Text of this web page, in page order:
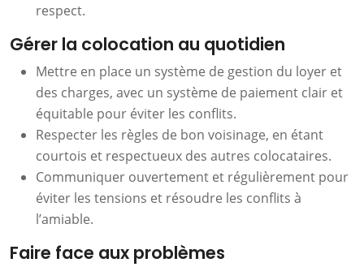
respect.
Gérer la colocation au quotidien
Mettre en place un système de gestion du loyer et
des charges, avec un système de paiement clair et
équitable pour éviter les conflits.
Respecter les règles de bon voisinage, en étant
courtois et respectueux des autres colocataires.
Communiquer ouvertement et régulièrement pour
éviter les tensions et résoudre les conflits à
l’amiable.
Faire face aux problèmes